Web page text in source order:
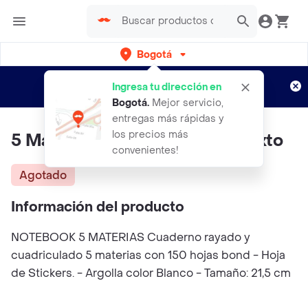
Bogotá
Ingresa tu dirección en
Bogotá. Mejor servicio,
entregas más rápidas y
los precios más
convenientes!
envíos gratis por semanas
Aplican TyC
5 Materias Animal Print Lila Mixto
Agotado
Información del producto
NOTEBOOK 5 MATERIAS Cuaderno rayado y
cuadriculado 5 materias con 150 hojas bond - Hoja
de Stickers. - Argolla color Blanco - Tamaño: 21,5 cm